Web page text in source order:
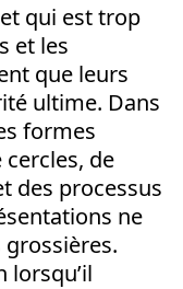
qui est trop
et les
que leurs
ultime. Dans
formes
de
des processus
ne
lorsqu’il